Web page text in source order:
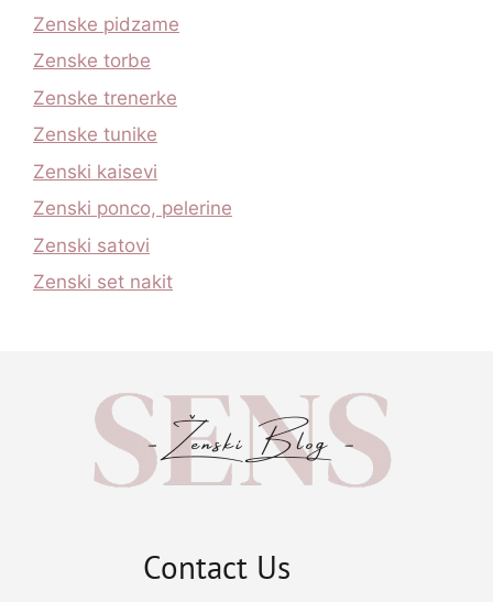
Zenske pidzame
Zenske torbe
Zenske trenerke
Zenske tunike
Zenski kaisevi
Zenski ponco, pelerine
Zenski satovi
Zenski set nakit
Contact Us